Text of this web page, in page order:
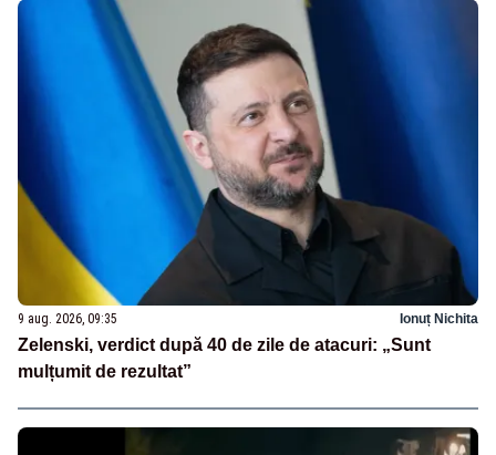
9 aug. 2026, 09:35 Ionuț Nichita
Zelenski, verdict după 40 de zile de atacuri: „Sunt
mulțumit de rezultat”